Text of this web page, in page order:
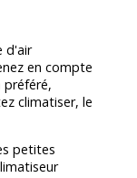
d'air
en compte
préféré,
climatiser, le
petites